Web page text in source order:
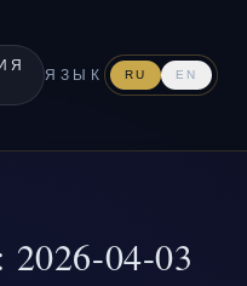
ЯЗЫК RU EN
2026-04-03